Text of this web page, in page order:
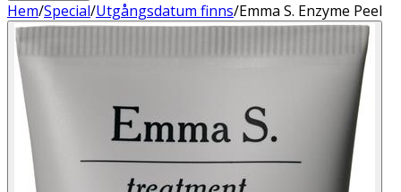
Hem/Special/Utgångsdatum finns/Emma S. Enzyme Peel